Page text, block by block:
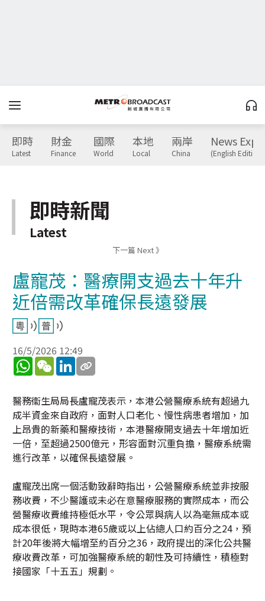
即時
Latest
財金
Finance
國際
World
本地
Local
兩岸
China
News
(English Edition)
即時新聞
Latest
下一篇 Next 》
盧寵茂：醫療開支過去十年升
近倍需改革確保長遠發展
16/5/2026 12:49
WhatsApp
WeChatLinkedIn
醫務衞生局局長盧寵茂表示，本港公營醫療系統有超過九
成半資金來自政府，面對人口老化、慢性病患者增加，加
上昂貴的新藥和醫療技術，本港醫療開支過去十年增加近
一倍，至超過2500億元，形容面對沉重負擔，醫療系統需
進行改革，以確保長遠發展。
盧寵茂出席一個活動致辭時指出，公營醫療系統並非按服
務收費，不少醫護或未必在意醫療服務的實際成本，而公
營醫療收費維持極低水平，令公眾與病人以為毫無成本或
成本很低，現時本港65歲或以上佔總人口約百分之24，預
計20年後將大幅增至約百分之36，政府提出的深化公共醫
療收費改革，可加強醫療系統的韌性及可持續性，積極對
接國家「十五五」規劃。